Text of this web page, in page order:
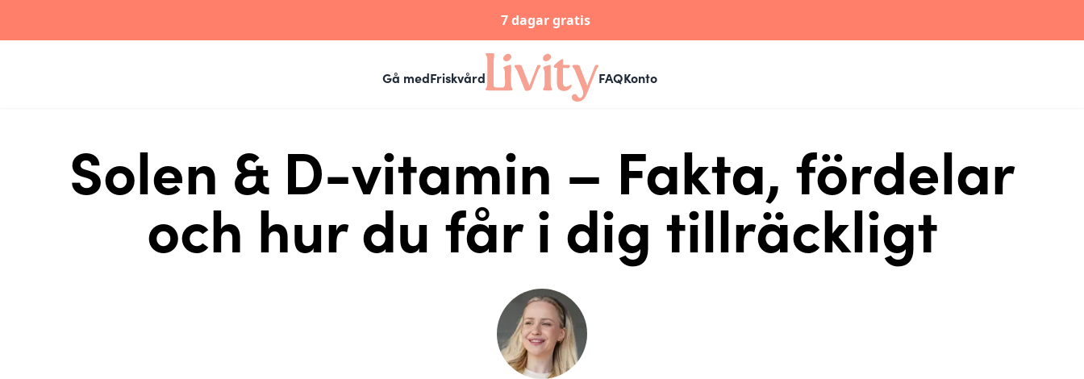
7 dagar gratis
Gå medFriskvård FAQKonto
Solen & D-vitamin – Fakta, fördelar
och hur du får i dig tillräckligt